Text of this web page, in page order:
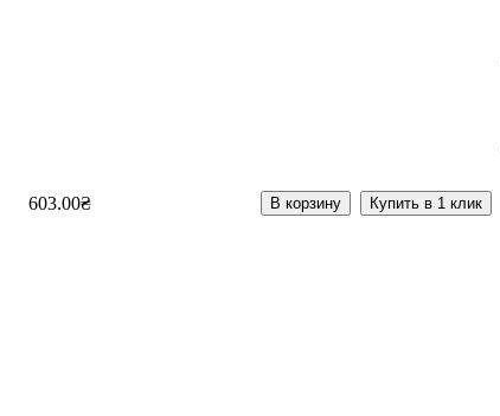
603.00₴ В корзину Купить в 1 клик